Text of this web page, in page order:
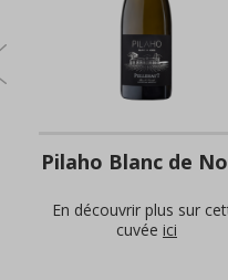
Pilaho Blanc de
En découvrir plus sur
cuvée ici